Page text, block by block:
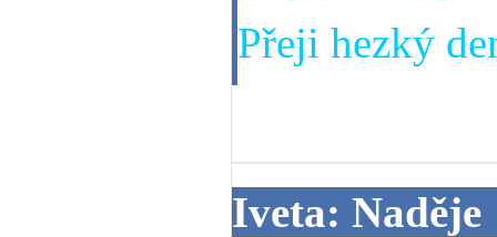
Přeji hezký
Iveta: Naděje